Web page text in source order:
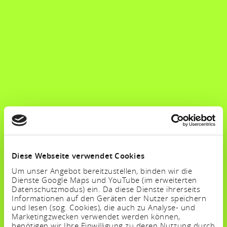
Diese Webseite verwendet Cookies
Um unser Angebot bereitzustellen, binden wir die
Dienste Google Maps und YouTube (im erweiterten
Datenschutzmodus) ein. Da diese Dienste ihrerseits
Informationen auf den Geräten der Nutzer speichern
und lesen (sog. Cookies), die auch zu Analyse- und
Marketingzwecken verwendet werden können,